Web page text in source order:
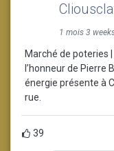
1 mois 3
Marché de poteries
l’honneur de Pierre
énergie présente à
rue.
39